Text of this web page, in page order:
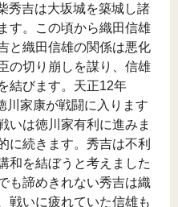
秀吉は大坂城を築城し諸
す。この頃から織田信雄
と織田信雄の関係は悪化
の切り崩しを謀り、信雄
結びます。天正12年
川家康が戦闘に入ります
いは徳川家有利に進みま
に続きます。秀吉は不利
和を結ぼうと考えました
も諦めきれない秀吉は織
戦いに疲れていた信雄も